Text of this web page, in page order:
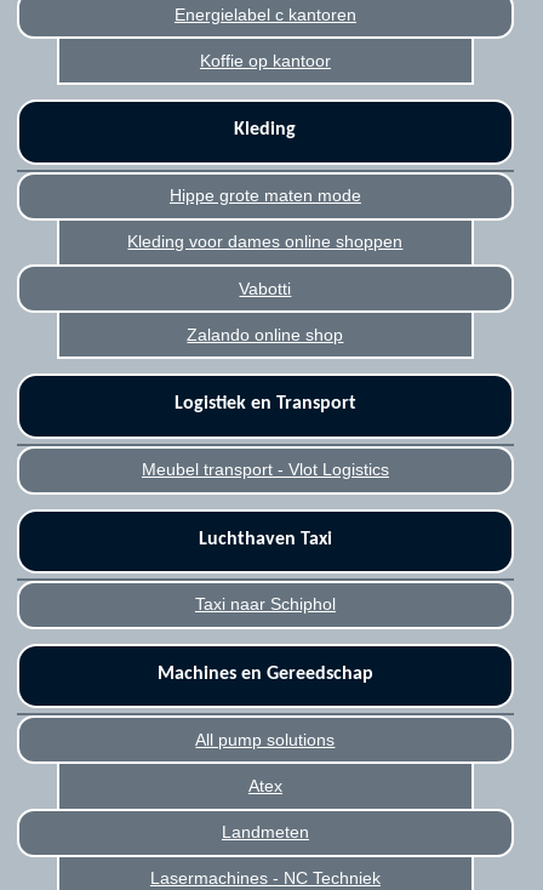
Energielabel c kantoren
Koffie op kantoor
Kleding
Hippe grote maten mode
Kleding voor dames online shoppen
Vabotti
Zalando online shop
Logistiek en Transport
Meubel transport - Vlot Logistics
Luchthaven Taxi
Taxi naar Schiphol
Machines en Gereedschap
All pump solutions
Atex
Landmeten
Lasermachines - NC Techniek